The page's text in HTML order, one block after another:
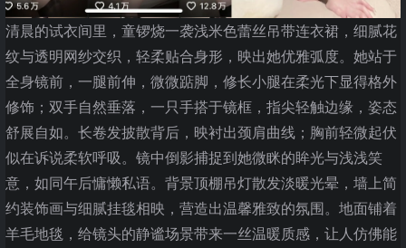
清晨的试衣间里，童锣烧一袭浅米色蕾丝吊带连衣裙，细腻花
纹与透明网纱交织，轻柔贴合身形，映出她优雅弧度。她站于
全身镜前，一腿前伸，微微踮脚，修长小腿在柔光下显得格外
修饰；双手自然垂落，一只手搭于镜框，指尖轻触边缘，姿态
舒展自如。长卷发披散背后，映衬出颈肩曲线；胸前轻微起伏
似在诉说柔软呼吸。镜中倒影捕捉到她微眯的眸光与浅浅笑
意，如同午后慵懒私语。背景顶棚吊灯散发淡暖光晕，墙上简
约装饰画与细腻挂毯相映，营造出温馨雅致的氛围。地面铺着
羊毛地毯，给镜头的静谧场景带来一丝温暖质感，让人仿佛能